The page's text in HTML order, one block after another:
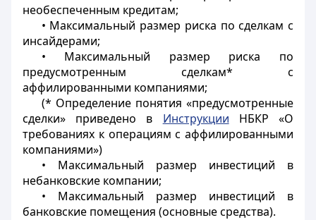
необеспеченным кредитам;
• Максимальный размер риска по сделкам с
инсайдерами;
• Максимальный размер риска по
предусмотренным сделкам* с
аффилированными компаниями;
(* Определение понятия «предусмотренные
сделки» приведено в Инструкции НБКР «О
требованиях к операциям с аффилированными
компаниями»)
• Максимальный размер инвестиций в
небанковские компании;
• Максимальный размер инвестиций в
банковские помещения (основные средства).